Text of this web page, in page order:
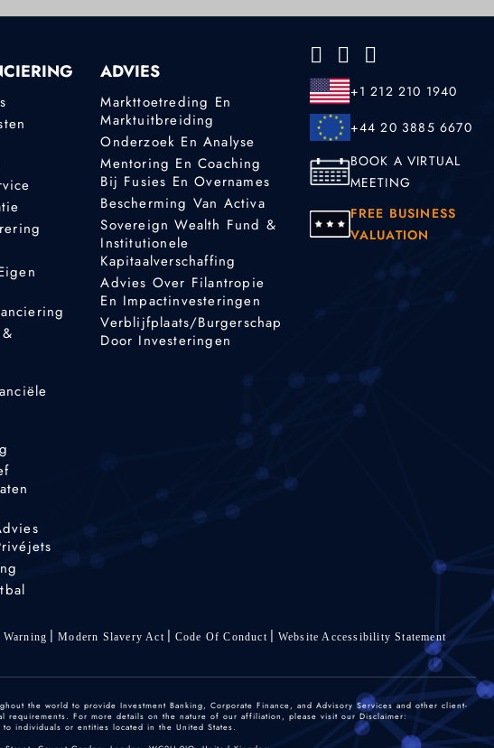
ADVIES
Markttoetreding En
Marktuitbreiding
Onderzoek En Analyse
Mentoring En Coaching
Bij Fusies En Overnames
Bescherming Van Activa
Sovereign Wealth Fund &
Institutionele
Kapitaalverschaffing
Advies Over Filantropie
En Impactinvesteringen
Verblijfplaats/burgerschap
Door Investeringen
+1 212 210 1940
+44 20 3885 6670
BOOK A VIRTUAL
MEETING
FREE BUSINESS
VALUATION
Modern Slavery Act Code Of Conduct
Website Accessibility Statement
the world to provide Investment Banking, Corporate Finance, and Advisory Services and other client-
requirements. For more details on the nature of our affiliation, please visit our Disclaimer:
individuals or entities located in the United States.